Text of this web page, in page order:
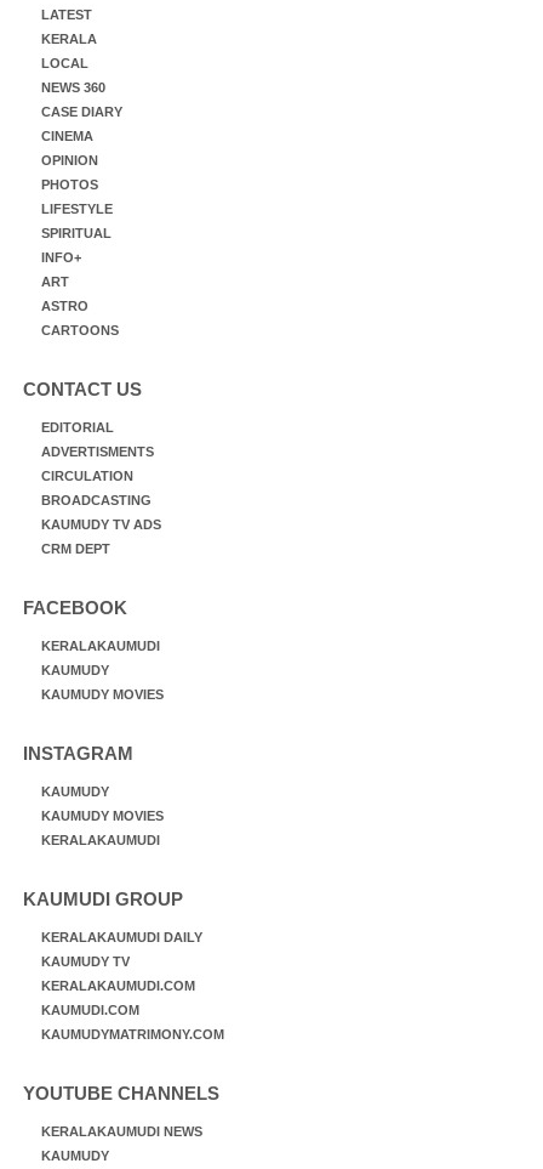
LATEST
KERALA
LOCAL
NEWS 360
CASE DIARY
CINEMA
OPINION
PHOTOS
LIFESTYLE
SPIRITUAL
INFO+
ART
ASTRO
CARTOONS
CONTACT US
EDITORIAL
ADVERTISMENTS
CIRCULATION
BROADCASTING
KAUMUDY TV ADS
CRM DEPT
FACEBOOK
KERALAKAUMUDI
KAUMUDY
KAUMUDY MOVIES
INSTAGRAM
KAUMUDY
KAUMUDY MOVIES
KERALAKAUMUDI
KAUMUDI GROUP
KERALAKAUMUDI DAILY
KAUMUDY TV
KERALAKAUMUDI.COM
KAUMUDI.COM
KAUMUDYMATRIMONY.COM
YOUTUBE CHANNELS
KERALAKAUMUDI NEWS
KAUMUDY